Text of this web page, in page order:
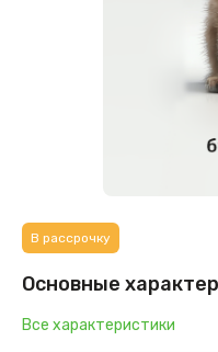
В рассрочку
Основные
Все характеристики